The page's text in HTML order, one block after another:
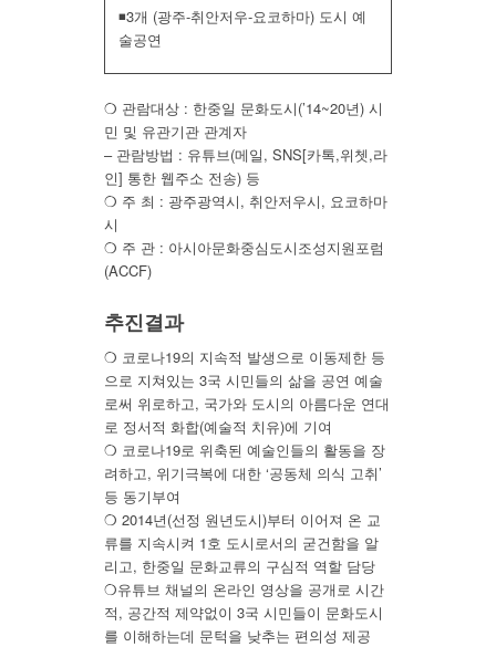
◾3개 (광주-취안저우-요코하마) 도시 예
술공연
❍ 관람대상 : 한중일 문화도시(’14~20년) 시
민 및 유관기관 관계자
– 관람방법 : 유튜브(메일, SNS[카톡,위쳇,라
인] 통한 웹주소 전송) 등
❍ 주 최 : 광주광역시, 취안저우시, 요코하마
시
❍ 주 관 : 아시아문화중심도시조성지원포럼
(ACCF)
추진결과
❍ 코로나19의 지속적 발생으로 이동제한 등
으로 지쳐있는 3국 시민들의 삶을 공연 예술
로써 위로하고, 국가와 도시의 아름다운 연대
로 정서적 화합(예술적 치유)에 기여
❍ 코로나19로 위축된 예술인들의 활동을 장
려하고, 위기극복에 대한 ‘공동체 의식 고취’
등 동기부여
❍ 2014년(선정 원년도시)부터 이어져 온 교
류를 지속시켜 1호 도시로서의 굳건함을 알
리고, 한중일 문화교류의 구심적 역할 담당
❍유튜브 채널의 온라인 영상을 공개로 시간
적, 공간적 제약없이 3국 시민들이 문화도시
를 이해하는데 문턱을 낮추는 편의성 제공